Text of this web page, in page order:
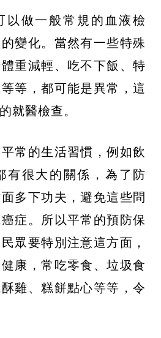
以做一般常規的血液檢
變化。當然有一些特殊
重減輕、吃不下飯、特
等，都可能是異常，這
就醫檢查。
常的生活習慣，例如飲
有很大的關係，為了防
多下功夫，避免這些問
症。所以平常的預防保
眾要特別注意這方面，
康，常吃零食、垃圾食
雞、糕餅點心等等，令